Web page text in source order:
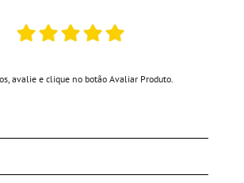
avalie e clique no botão Avaliar Produto.